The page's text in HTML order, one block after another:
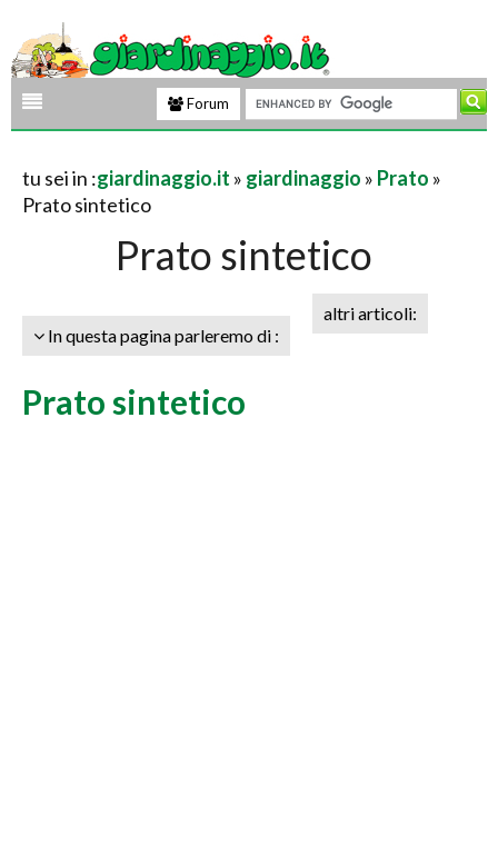
Forum
tu sei in :giardinaggio.it » giardinaggio » Prato »
Prato sintetico
Prato sintetico
In questa pagina parleremo di :
altri articoli:
Prato sintetico